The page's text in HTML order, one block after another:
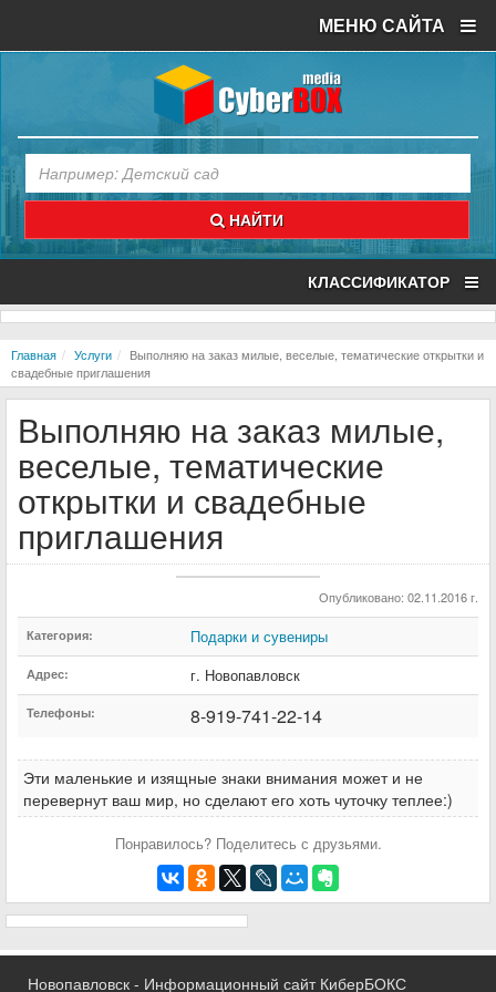
МЕНЮ САЙТА
НАЙТИ
КЛАССИФИКАТОР
Главная Услуги
Выполняю на заказ милые, веселые, тематические открытки и
свадебные приглашения
Выполняю на заказ милые,
веселые, тематические
открытки и свадебные
приглашения
Опубликовано: 02.11.2016 г.
Категория: Подарки и сувениры
Адрес: г. Новопавловск
Телефоны: 8-919-741-22-14
Эти маленькие и изящные знаки внимания может и не
перевернут ваш мир, но сделают его хоть чуточку теплее:)
Понравилось? Поделитесь с друзьями.
Новопавловск - Информационный сайт КиберБОКС